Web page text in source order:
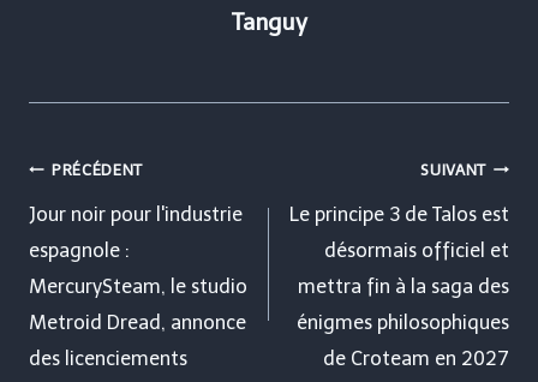
Tanguy
Navigation
de
l’article
PRÉCÉDENT
Jour noir pour l'industrie
espagnole :
MercurySteam, le studio
Metroid Dread, annonce
des licenciements
SUIVANT
Le principe 3 de Talos est
désormais officiel et
mettra fin à la saga des
énigmes philosophiques
de Croteam en 2027